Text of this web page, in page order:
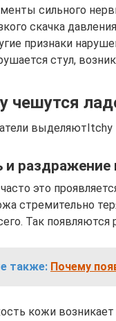
сильного
скачка
признаки
стул,
чешутся
выделяютItchy
и раздражение
это
стремительно
Так
также: Почему
кожи